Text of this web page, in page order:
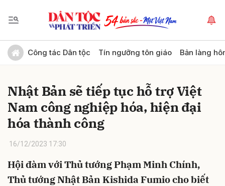
Công tác Dân tộc Tín ngưỡng tôn giáo Bản làng
Nhật Bản sẽ tiếp tục hỗ trợ Việt
Nam công nghiệp hóa, hiện đại
hóa thành công
16/12/2023 17:30
Hội đàm với Thủ tướng Phạm Minh Chính,
Thủ tướng Nhật Bản Kishida Fumio cho biết
Gửi bình luận